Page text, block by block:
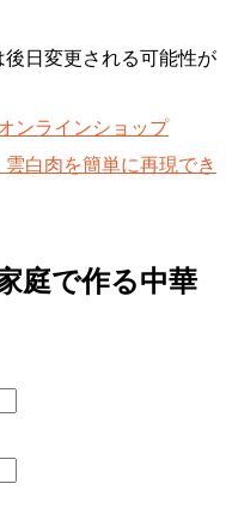
日変更される可能性が
庭で作る中華